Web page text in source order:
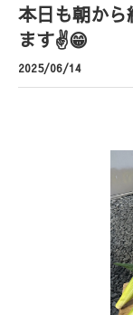
本日も朝か
ます✌️😁
2025/06/14